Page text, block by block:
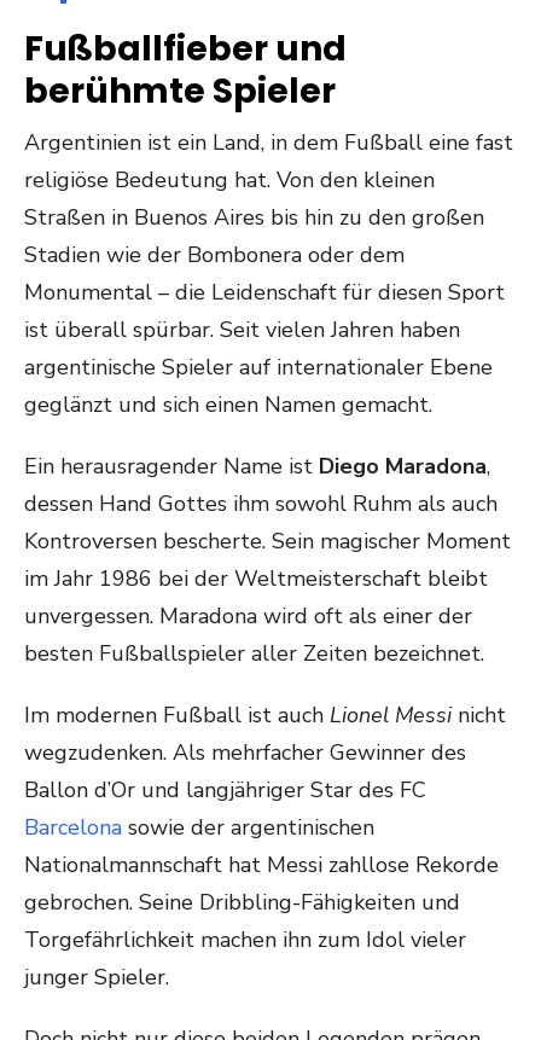
Fußballfieber und
berühmte Spieler
Argentinien ist ein Land, in dem Fußball eine fast
religiöse Bedeutung hat. Von den kleinen
Straßen in Buenos Aires bis hin zu den großen
Stadien wie der Bombonera oder dem
Monumental – die Leidenschaft für diesen Sport
ist überall spürbar. Seit vielen Jahren haben
argentinische Spieler auf internationaler Ebene
geglänzt und sich einen Namen gemacht.
Ein herausragender Name ist Diego Maradona,
dessen Hand Gottes ihm sowohl Ruhm als auch
Kontroversen bescherte. Sein magischer Moment
im Jahr 1986 bei der Weltmeisterschaft bleibt
unvergessen. Maradona wird oft als einer der
besten Fußballspieler aller Zeiten bezeichnet.
Im modernen Fußball ist auch Lionel Messinicht
wegzudenken. Als mehrfacher Gewinner des
Ballon d’Or und langjähriger Star des FC
Barcelona sowie der argentinischen
Nationalmannschaft hat Messi zahllose Rekorde
gebrochen. Seine Dribbling-Fähigkeiten und
Torgefährlichkeit machen ihn zum Idol vieler
junger Spieler.